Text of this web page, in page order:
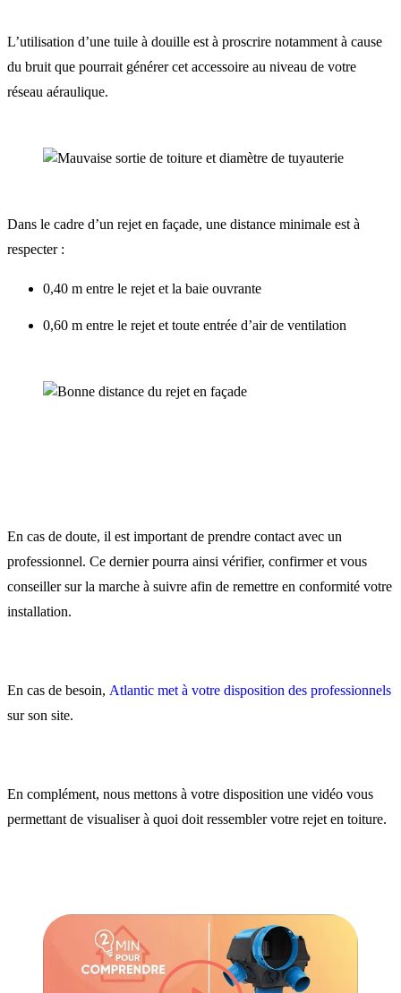
L’utilisation d’une tuile à douille est à proscrire notamment à cause
du bruit que pourrait générer cet accessoire au niveau de votre
réseau aéraulique.
Dans le cadre d’un rejet en façade, une distance minimale est à
respecter :
0,40 m entre le rejet et la baie ouvrante
0,60 m entre le rejet et toute entrée d’air de ventilation
En cas de doute, il est important de prendre contact avec un
professionnel. Ce dernier pourra ainsi vérifier, confirmer et vous
conseiller sur la marche à suivre afin de remettre en conformité votre
installation.
En cas de besoin, Atlantic met à votre disposition des professionnels
sur son site.
En complément, nous mettons à votre disposition une vidéo vous
permettant de visualiser à quoi doit ressembler votre rejet en toiture.